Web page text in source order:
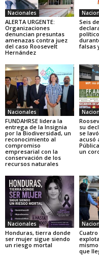
Nacionales
ALERTA URGENTE:
Organizaciones
denuncian presuntas
amenazas contra juez
del caso Roosevelt
Hernández
Seis
falsas
Nacionales
FUNDAHRSE lidera la
entrega de la Insignia
por la Biodiversidad, un
reconocimiento al
compromiso
empresarial con la
conservación de los
recursos naturales
su
se
acusó
un
Nacionales
Honduras, tierra donde
ser mujer sigue siendo
un riesgo mortal
que